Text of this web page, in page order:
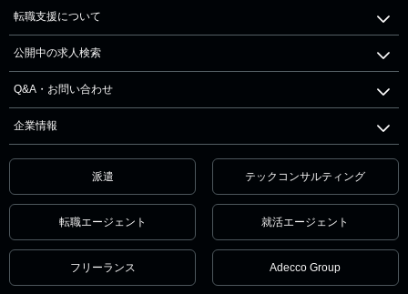
転職支援について
公開中の求人検索
Q&A・お問い合わせ
企業情報
派遣 テックコンサルティング
転職エージェント 就活エージェント
フリーランス Adecco Group